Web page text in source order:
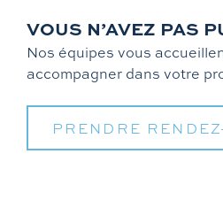
VOUS N’AVEZ PAS
Nos équipes vous
accompagner dans votre
PRENDRE